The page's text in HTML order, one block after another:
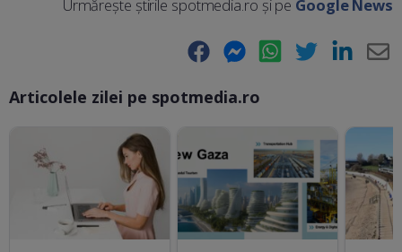
Urmărește știrile spotmedia.ro și pe Google News
Facebook Messenger WhatsApp Twitter LinkedIn
Articolele zilei pe spotmedia.ro